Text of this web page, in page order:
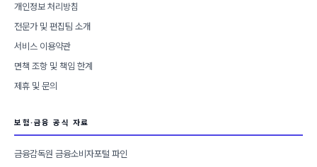
개인정보 처리방침
전문가 및 편집팀 소개
서비스 이용약관
면책 조항 및 책임 한계
제휴 및 문의
보험·금융 공식 자료
금융감독원 금융소비자포털 파인